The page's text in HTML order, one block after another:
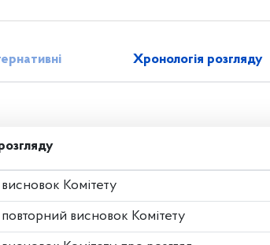
Хронологія розгляду
Комітету
висновок Комітету